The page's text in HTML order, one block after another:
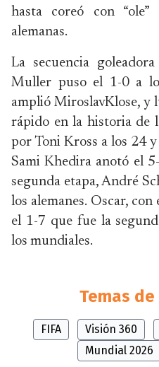
hasta coreó con
alemanas.
La secuencia
Muller puso el 1-0 a
amplió MiroslavKlose, y
rápido en la historia de
por Toni Kross a los 24
Sami Khedira anotó el
segunda etapa, André
los alemanes. Oscar,
el 1-7 que fue la
los mundiales.
Temas
FIFA Visión 360
Mundial 2026